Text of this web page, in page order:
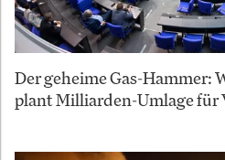
Der geheime Gas-
plant Milliarden-Umlage für